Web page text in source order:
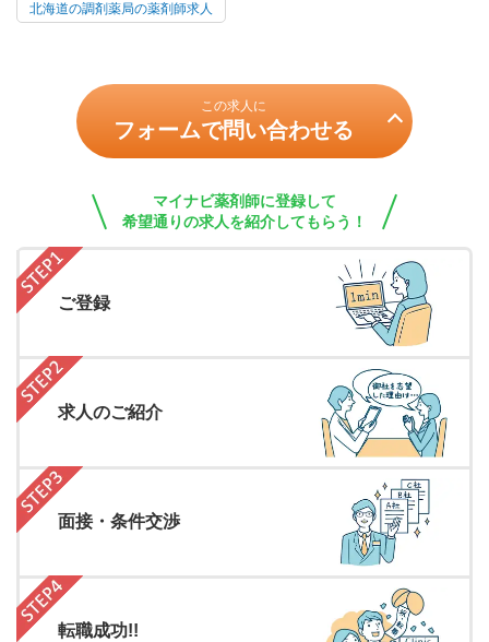
北海道の調剤薬局の薬剤師求人
この求人に
フォームで問い合わせる
マイナビ薬剤師に登録して
希望通りの求人を紹介してもらう！
ご登録
求人のご紹介
面接・条件交渉
転職成功!!